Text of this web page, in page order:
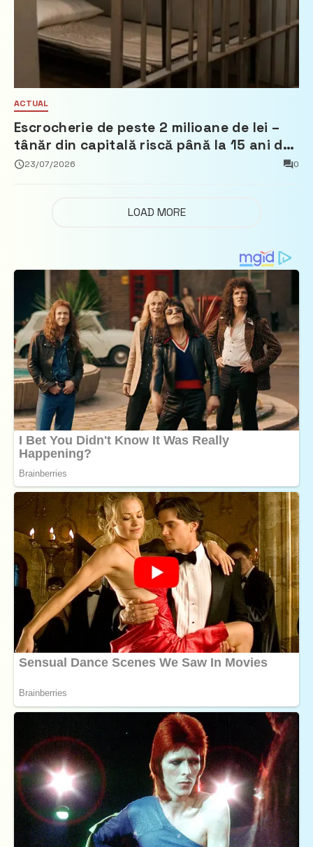
ACTUAL
Escrocherie de peste 2 milioane de lei –
tânăr din capitală riscă până la 15 ani de
închisoare
23/07/2026 0
LOAD MORE